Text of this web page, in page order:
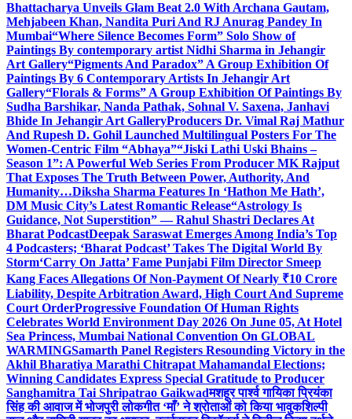
Bhattacharya Unveils Glam Beat 2.0 With Archana Gautam,
Mehjabeen Khan, Nandita Puri And RJ Anurag Pandey In
Mumbai“Where Silence Becomes Form” Solo Show of
Paintings By contemporary artist Nidhi Sharma in Jehangir
Art Gallery“Pigments And Paradox” A Group Exhibition Of
Paintings By 6 Contemporary Artists In Jehangir Art
Gallery“Florals & Forms” A Group Exhibition Of Paintings By
Sudha Barshikar, Nanda Pathak, Sohnal V. Saxena, Janhavi
Bhide In Jehangir Art GalleryProducers Dr. Vimal Raj Mathur
And Rupesh D. Gohil Launched Multilingual Posters For The
Women-Centric Film “Abhaya”“Jiski Lathi Uski Bhains –
Season 1”: A Powerful Web Series From Producer MK Rajput
That Exposes The Truth Between Power, Authority, And
Humanity…Diksha Sharma Features In ‘Hathon Me Hath’,
DM Music City’s Latest Romantic Release“Astrology Is
Guidance, Not Superstition” — Rahul Shastri Declares At
Bharat PodcastDeepak Saraswat Emerges Among India’s Top
4 Podcasters; ‘Bharat Podcast’ Takes The Digital World By
Storm‘Carry On Jatta’ Fame Punjabi Film Director Smeep
Kang Faces Allegations Of Non-Payment Of Nearly ₹10 Crore
Liability, Despite Arbitration Award, High Court And Supreme
Court OrderProgressive Foundation Of Human Rights
Celebrates World Environment Day 2026 On June 05, At Hotel
Sea Princess, Mumbai National Convention On GLOBAL
WARMINGSamarth Panel Registers Resounding Victory in the
Akhil Bharatiya Marathi Chitrapat Mahamandal Elections;
Winning Candidates Express Special Gratitude to Producer
Sanghamitra Tai Shripatrao Gaikwadमशहूर पार्श्व गायिका प्रियंका
सिंह की आवाज में भोजपुरी लोकगीत ‘माँ’ ने श्रोताओं को किया भावुकशिल्पी